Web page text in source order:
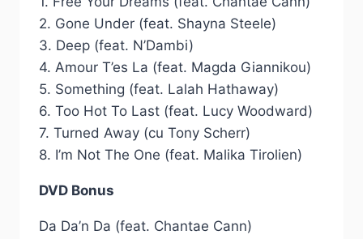
2. Gone Under (feat. Shayna Steele)
3. Deep (feat. N’Dambi)
4. Amour T’es La (feat. Magda Giannikou)
5. Something (feat. Lalah Hathaway)
6. Too Hot To Last (feat. Lucy Woodward)
7. Turned Away (cu Tony Scherr)
8. I’m Not The One (feat. Malika Tirolien)
DVD Bonus
Da Da’n Da (feat. Chantae Cann)